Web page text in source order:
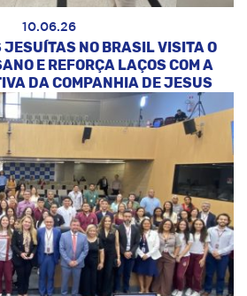
10.06.26
JESUÍTAS NO BRASIL VISITA O
E REFORÇA LAÇOS COM A
DA COMPANHIA DE JESUS